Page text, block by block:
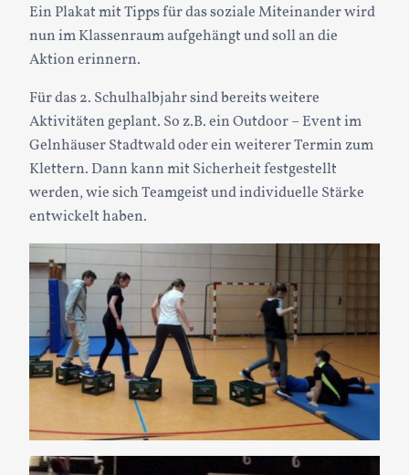
Ein Plakat mit Tipps für das soziale Miteinander wird
nun im Klassenraum aufgehängt und soll an die
Aktion erinnern.
Für das 2. Schulhalbjahr sind bereits weitere
Aktivitäten geplant. So z.B. ein Outdoor – Event im
Gelnhäuser Stadtwald oder ein weiterer Termin zum
Klettern. Dann kann mit Sicherheit festgestellt
werden, wie sich Teamgeist und individuelle Stärke
entwickelt haben.